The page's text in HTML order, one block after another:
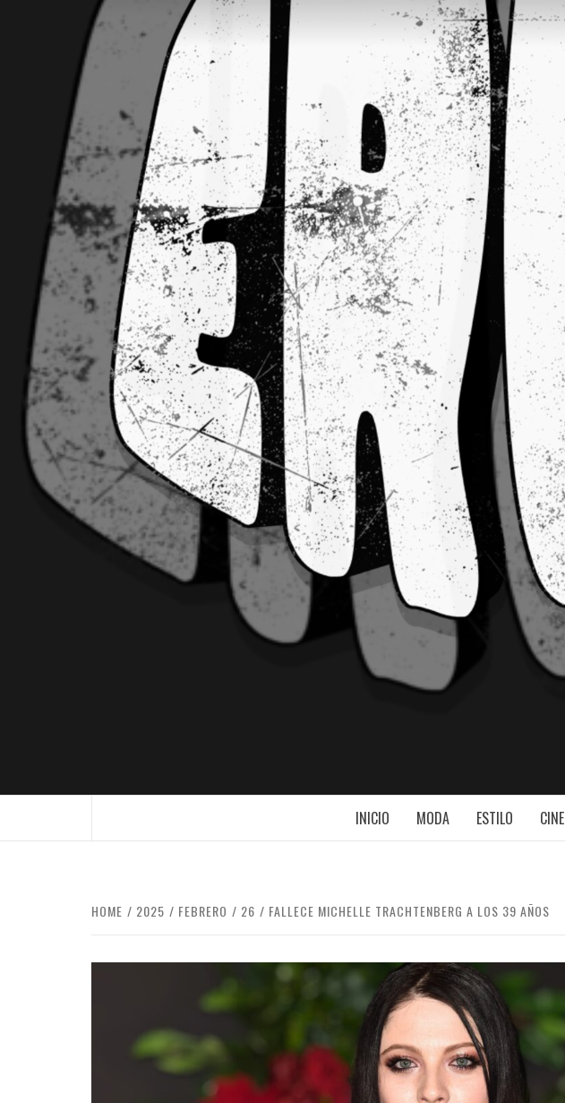
INICIO MODA ESTILO CINE
HOME 2025 FEBRERO 26 FALLECE MICHELLE TRACHTENBERG A LOS 39 AÑOS